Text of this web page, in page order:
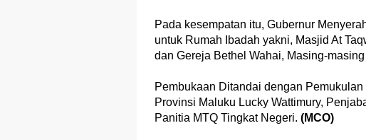
Pada kesempatan itu, Gubernur
untuk Rumah Ibadah yakni, Masjid At
dan Gereja Bethel Wahai, Masing-
Pembukaan Ditandai dengan
Provinsi Maluku Lucky Wattimury,
Panitia MTQ Tingkat Negeri. (MCO)